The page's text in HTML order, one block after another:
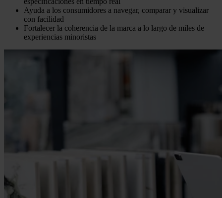
Ayuda a los consumidores a navegar, comparar y visualizar
con facilidad
Fortalecer la coherencia de la marca a lo largo de miles de
experiencias minoristas